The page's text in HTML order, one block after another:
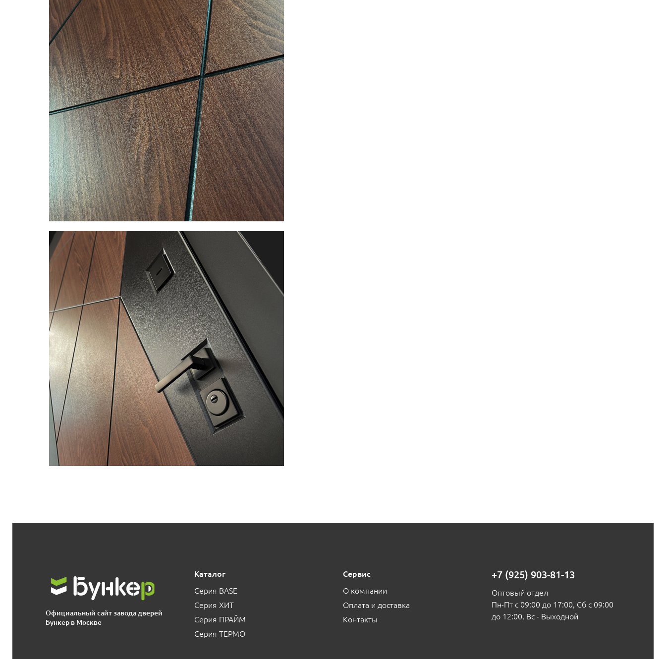
Официальный сайт завода дверей
Бункер в Москве
Каталог
Серия BASE
Серия ХИТ
Серия ПРАЙМ
Серия ТЕРМО
Сервис
О компании
Оплата и доставка
Контакты
+7 (925) 903-81-13
Оптовый отдел
Пн-Пт с 09:00 до 17:00, Сб с 09:00
до 12:00, Вс - Выходной